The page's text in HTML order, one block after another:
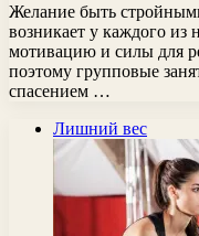
Желание быть
возникает у каждого из
мотивацию и силы для
поэтому групповые
спасением …
Лишний вес